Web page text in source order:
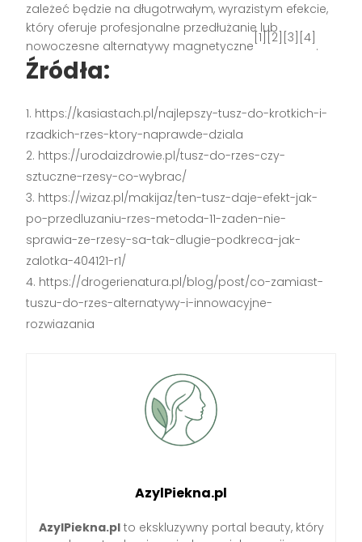
zależeć będzie na długotrwałym, wyrazistym efekcie,
który oferuje profesjonalne przedłużanie lub
nowoczesne alternatywy magnetyczne
[1][2][3][4]
.
Źródła:
https://kasiastach.pl/najlepszy-tusz-do-krotkich-i-
rzadkich-rzes-ktory-naprawde-dziala
https://urodaizdrowie.pl/tusz-do-rzes-czy-
sztuczne-rzesy-co-wybrac/
https://wizaz.pl/makijaz/ten-tusz-daje-efekt-jak-
po-przedluzaniu-rzes-metoda-11-zaden-nie-
sprawia-ze-rzesy-sa-tak-dlugie-podkreca-jak-
zalotka-404121-r1/
https://drogerienatura.pl/blog/post/co-zamiast-
tuszu-do-rzes-alternatywy-i-innowacyjne-
rozwiazania
AzylPiekna.pl
AzylPiekna.plto ekskluzywny portal beauty, który